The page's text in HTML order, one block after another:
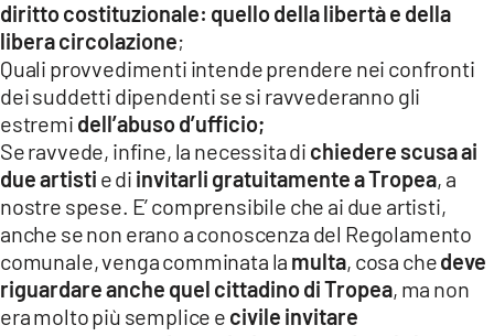
diritto costituzionale: quello della libertà e della
libera circolazione;
Quali provvedimenti intende prendere nei confronti
dei suddetti dipendenti se si ravvederanno gli
estremi dell’abuso d’ufficio;
Se ravvede, infine, la necessita di chiedere scusa ai
due artisti e di invitarli gratuitamente a Tropea, a
nostre spese. E’ comprensibile che ai due artisti,
anche se non erano a conoscenza del Regolamento
comunale, venga comminata la multa, cosa chedeve
riguardare anche quel cittadino di Tropea, ma non
era molto più semplice e civile invitare